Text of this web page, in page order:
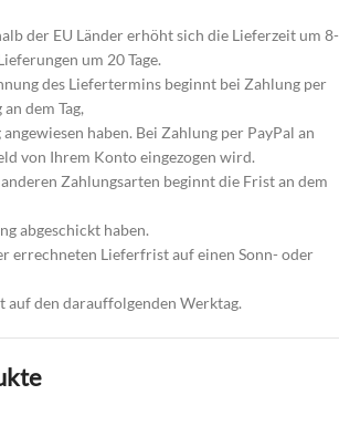
der EU Länder erhöht sich die Lieferzeit um 8-
um 20 Tage.
des Liefertermins beginnt bei Zahlung per
dem Tag,
haben. Bei Zahlung per PayPal an
von Ihrem Konto eingezogen wird.
Zahlungsarten beginnt die Frist an dem
abgeschickt haben.
errechneten Lieferfrist auf einen Sonn- oder
auf den darauffolgenden Werktag.